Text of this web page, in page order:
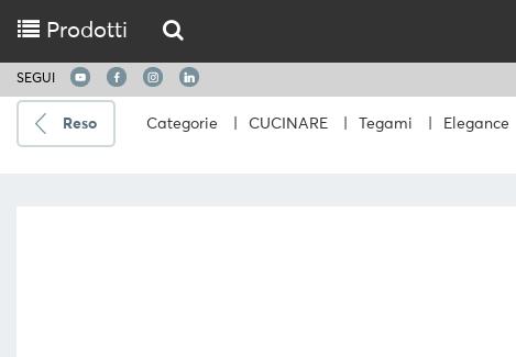
Spedire
Prodotti
SEGUI
Reso Categorie CUCINARE Tegami Elegance